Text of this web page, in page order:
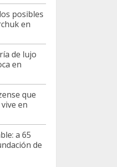
posibles
en
de lujo
en
que
en
a 65
de